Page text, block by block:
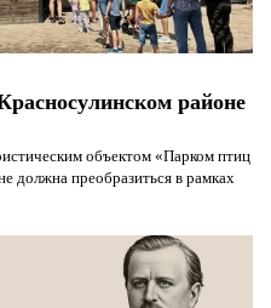
районе
объектом «Парком птиц
должна преобразиться в рамках